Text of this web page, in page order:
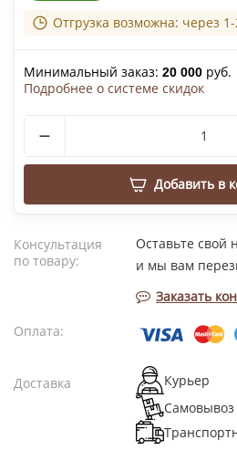
Отгрузка возможна: через
Минимальный заказ: 20 000 руб.
Подробнее о системе скидок
Добавить в
Консультация
по товару:
Оставьте свой
и мы вам
Заказать
Оплата:
Доставка
Курьер
Самовывоз